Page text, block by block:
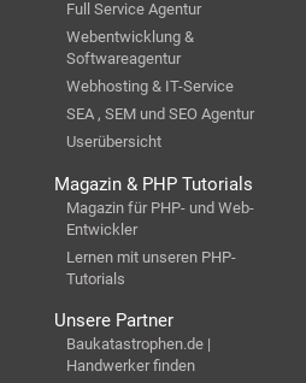
Full Service Agentur
Webentwicklung &
Softwareagentur
Webhosting & IT-Service
SEA , SEM und SEO Agentur
Userübersicht
Magazin & PHP Tutorials
Magazin für PHP- und Web-
Entwickler
Lernen mit unseren PHP-
Tutorials
Unsere Partner
Baukatastrophen.de |
Handwerker finden